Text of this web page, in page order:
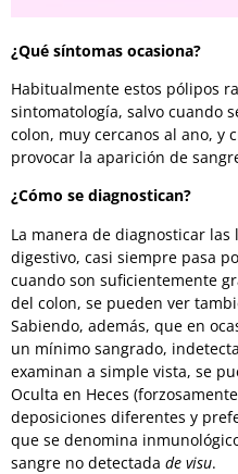
¿Qué síntomas ocasiona?
Habitualmente estos pólipos
sintomatología, salvo cuando
colon, muy cercanos al ano, y
provocar la aparición de
¿Cómo se diagnostican?
La manera de diagnosticar
digestivo, casi siempre pasa
cuando son suficientemente
del colon, se pueden ver
Sabiendo, además, que en
un mínimo sangrado,
examinan a simple vista, se
Oculta en Heces
deposiciones diferentes y
que se denomina
sangre no detectada de visu.